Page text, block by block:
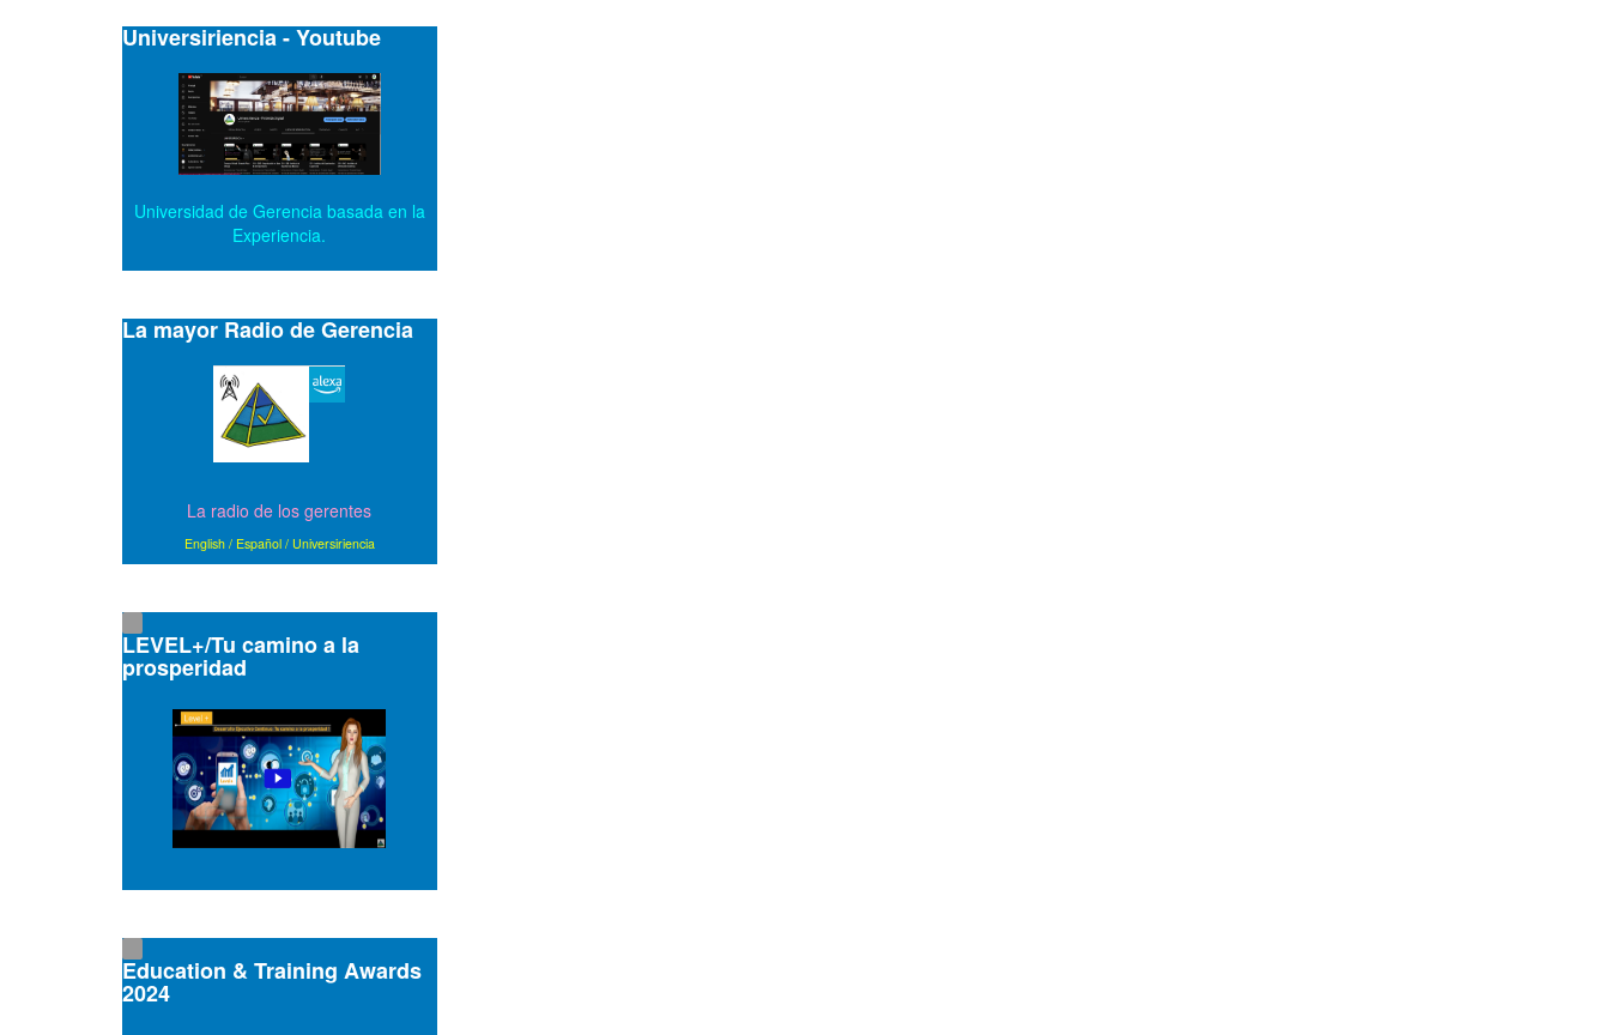
Universiriencia - Youtube
Universidad de Gerencia basada en la
Experiencia.
La mayor Radio de Gerencia
La radio de los gerentes
English/ Español/ Universiriencia
LEVEL+/Tu camino a la
prosperidad
Education & Training Awards
2024